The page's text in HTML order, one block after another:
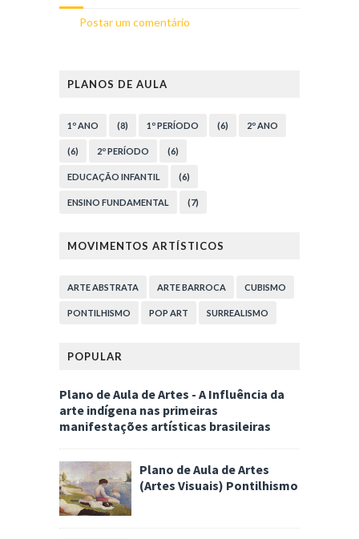
Postar um comentário
PLANOS DE AULA
1º ANO (8) 1º PERÍODO (6) 2º ANO
(6) 2º PERÍODO (6)
EDUCAÇÃO INFANTIL (6)
ENSINO FUNDAMENTAL (7)
MOVIMENTOS ARTÍSTICOS
ARTE ABSTRATA ARTE BARROCA CUBISMO
PONTILHISMO POP ART SURREALISMO
POPULAR
Plano de Aula de Artes - A Influência da
arte indígena nas primeiras
manifestações artísticas brasileiras
Plano de Aula de Artes
(Artes Visuais) Pontilhismo